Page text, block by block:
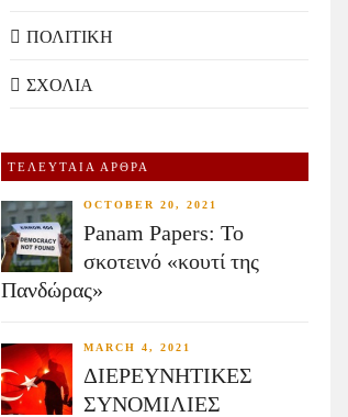
ΠΟΛΙΤΙΚΗ
ΣΧΟΛΙΑ
ΤΕΛΕΥΤΑΙΑ ΑΡΘΡΑ
OCTOBER 20, 2021
Panam Papers: Το
σκοτεινό «κουτί της
Πανδώρας»
MARCH 4, 2021
ΔΙΕΡΕΥΝΗΤΙΚΕΣ
ΣΥΝΟΜΙΛΙΕΣ